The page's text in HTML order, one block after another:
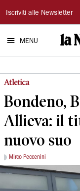
La
Nuova
Ferrara
Iscriviti alle Newsletter
MENU
Atletica
Bondeno,
Allieva: il
nuovo suo
Mirco Peccenini